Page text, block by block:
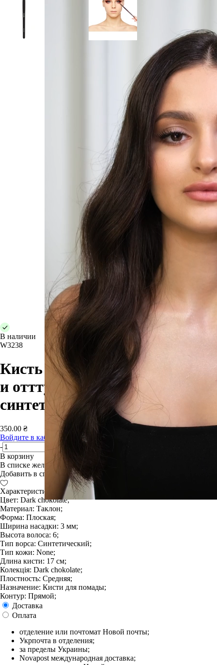
В наличии
W3238
Кисть для тонких линий , губ
и отттушовки стрелки W3238
синтетика
350.00 ₴
Войдите в кабинет
, чтобы увидеть окончательную скидку
-
В корзину
В списке желаний
Добавить в список желаний
Характеристики:
Цвет: Dark chokolate;
Материал: Таклон;
Форма: Плоская;
Ширина насадки: 3 мм;
Высота волоса: 6;
Тип ворса: Синтетический;
Тип кожи: None;
Длина кисти: 17 см;
Колекція: Dark chokolate;
Плостность: Средняя;
Назначение: Кисти для помады;
Контур: Прямой;
Доставка
Оплата
отделение или почтомат Новой почты;
Укрпочта в отделения;
за пределы Украины;
Novapost международная доставка;